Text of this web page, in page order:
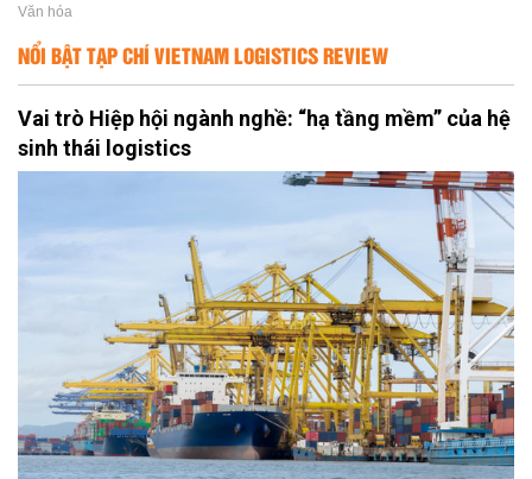
Văn hóa
NỔI BẬT TẠP CHÍ VIETNAM LOGISTICS REVIEW
Vai trò Hiệp hội ngành nghề: “hạ tầng mềm” của hệ
sinh thái logistics